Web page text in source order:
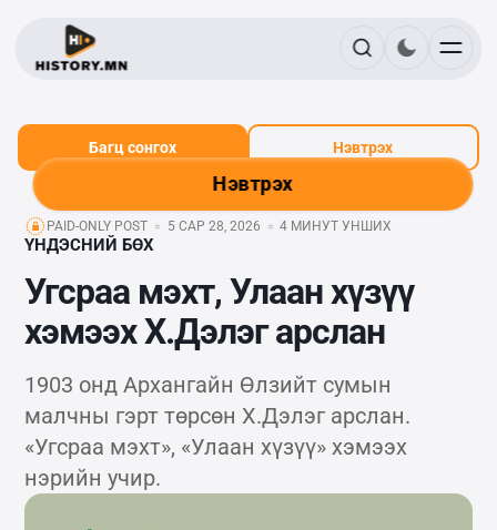
Нэвтрэх
Багц сонгох Нэвтрэх
PAID-ONLY POST 5 САР 28, 2026 4 МИНУТ УНШИХ
ҮНДЭСНИЙ БӨХ
Угсраа мэхт, Улаан хүзүү
хэмээх Х.Дэлэг арслан
1903 онд Архангайн Өлзийт сумын
малчны гэрт төрсөн Х.Дэлэг арслан.
«Угсраа мэхт», «Улаан хүзүү» хэмээх
нэрийн учир.